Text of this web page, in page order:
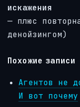
искажения
— плюс
денойзингом)
Похожие записи
Агентов не
И вот почему